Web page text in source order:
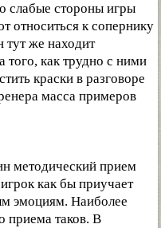
слабые стороны игры
относиться к сопернику
тут же находит
того, как трудно с ними
краски в разговоре
масса примеров
методический прием
как бы приучает
эмоциям. Наиболее
приема таков. В